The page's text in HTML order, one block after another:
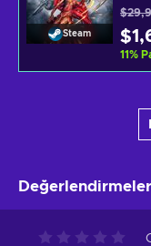
Steam
11%
Değerlendirmeler